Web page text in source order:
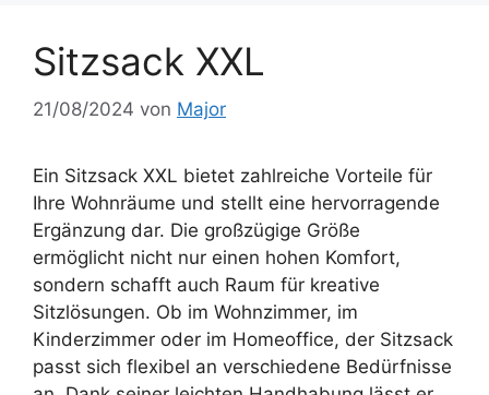
Sitzsack XXL
21/08/2024 von Major
Ein Sitzsack XXL bietet zahlreiche Vorteile für
Ihre Wohnräume und stellt eine hervorragende
Ergänzung dar. Die großzügige Größe
ermöglicht nicht nur einen hohen Komfort,
sondern schafft auch Raum für kreative
Sitzlösungen. Ob im Wohnzimmer, im
Kinderzimmer oder im Homeoffice, der Sitzsack
passt sich flexibel an verschiedene Bedürfnisse